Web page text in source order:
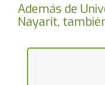
Además de
Nayarit,